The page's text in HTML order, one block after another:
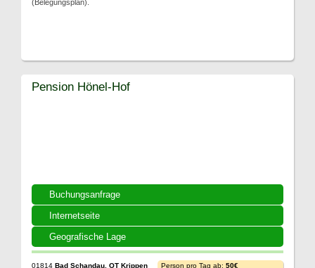
(Belegungsplan).
Buchungsanfrage
Internetseite
Geografische Lage
Pension Hönel-Hof
01814 Bad Schandau, OT Krippen
Person pro Tag ab: 50€